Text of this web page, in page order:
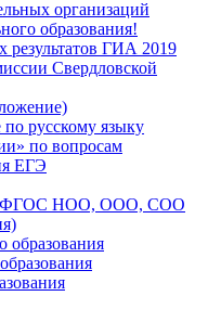
организаций
образования!
ГИА 2019
Свердловской
по русскому языку
по вопросам
ЕГЭ
ФГОС НОО, ООО, СОО